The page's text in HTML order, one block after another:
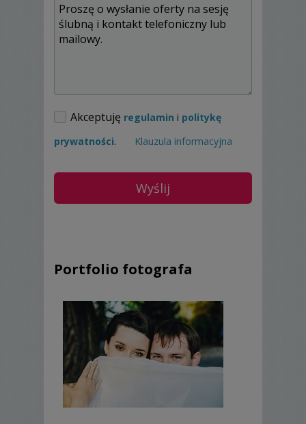
Akceptuję regulamin i politykę
prywatności. Klauzula informacyjna
Portfolio fotografa